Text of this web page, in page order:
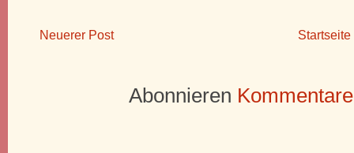
Neuerer Post Startseite
Abonnieren